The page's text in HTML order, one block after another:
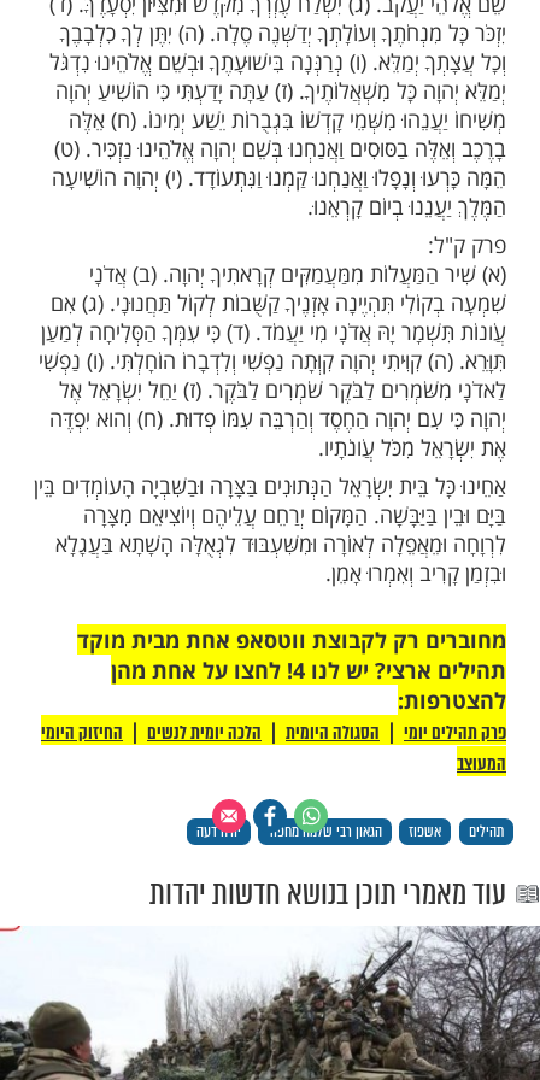
יָשֻׁבוּ יֵבֹשׁוּ רָגַע.
מִזְמוֹר לְדָוִד. (ב) עַד אָנָה יְהוָה תִּשְׁכָּחֵנִי נֶצַח
אֶת פָּנֶיךָ מִמֶּנִּי. (ג) עַד אָנָה אָשִׁית עֵצוֹת
בִּלְבָבִי יוֹמָם עַד אָנָה יָרוּם אֹיְבִי עָלָי. (ד) הַבִּיטָה
אֱלֹהָי הָאִירָה עֵינַי פֶּן אִישַׁן הַמָּוֶת. (ה) פֶּן יֹאמַר
צָרַי יָגִילוּ כִּי אֶמּוֹט. (ו) וַאֲנִי בְּחַסְדְּךָ בָטַחְתִּי יָגֵל
אָשִׁירָה לַיהוָה כִּי גָמַל עָלָי.
מִזְמוֹר לְדָוִד. (ב) יַעַנְךָ יְהוָה בְּיוֹם צָרָה יְשַׂגֶּבְךָ
(ג) יִשְׁלַח עֶזְרְךָ מִקֹּדֶשׁ וּמִצִּיּוֹן יִסְעָדֶךָּ. (ד)
וְעוֹלָתְךָ יְדַשְּׁנֶה סֶלָה. (ה) יִתֶּן לְךָ כִלְבָבֶךָ
יְמַלֵּא. (ו) נְרַנְּנָה בִּישׁוּעָתֶךָ וּבְשֵׁם אֱלֹהֵינוּ נִדְגֹּל
כָּל מִשְׁאֲלוֹתֶיךָ. (ז) עַתָּה יָדַעְתִּי כִּי הוֹשִׁיעַ יְהוָה
מִשְּׁמֵי קָדְשׁוֹ בִּגְבֻרוֹת יֵשַׁע יְמִינוֹ. (ח) אֵלֶּה
בַסּוּסִים וַאֲנַחְנוּ בְּשֵׁם יְהוָה אֱלֹהֵינוּ נַזְכִּיר. (ט)
וַאֲנַחְנוּ קַּמְנוּ וַנִּתְעוֹדָד. (י) יְהוָה הוֹשִׁיעָה
בְיוֹם קָרְאֵנוּ.
מִמַּעֲמַקִּים קְרָאתִיךָ יְהוָה. (ב) אֲדֹנָי
תִּהְיֶינָה אָזְנֶיךָ קַשֻּׁבוֹת לְקוֹל תַּחֲנוּנָי. (ג) אִם
יָהּ אֲדֹנָי מִי יַעֲמֹד. (ד) כִּי עִמְּךָ הַסְּלִיחָה לְמַעַן
יְהוָה קִוְּתָה נַפְשִׁי וְלִדְבָרוֹ הוֹחָלְתִּי. (ו) נַפְשִׁי
לַבֹּקֶר שֹׁמְרִים לַבֹּקֶר. (ז) יַחֵל יִשְׂרָאֵל אֶל
יְהוָה הַחֶסֶד וְהַרְבֵּה עִמּוֹ פְדוּת. (ח) וְהוּא יִפְדֶּה
מִכֹּל עֲו‍ֹנֹתָיו.
בֵּית יִשְׂרָאֵל הַנְּתוּנִים בַּצָּרָה וּבַשִּׁבְיָה הָעוֹמְדִים בֵּין
בַּיַּבָּשָׁה. הַמָּקוֹם יְרַחֵם עֲלֵיהֶם וְיוֹצִיאֵם מִצָּרָה